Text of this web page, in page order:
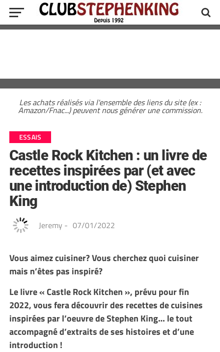
Les achats réalisés via l'ensemble des liens du site (ex :
Amazon/Fnac...) peuvent nous générer une commission.
ESSAIS
Castle Rock Kitchen : un livre de
recettes inspirées par (et avec
une introduction de) Stephen
King
Jeremy - 07/01/2022
Vous aimez cuisiner? Vous cherchez quoi cuisiner
mais n’êtes pas inspiré?
Le livre « Castle Rock Kitchen », prévu pour fin
2022, vous fera découvrir des recettes de cuisines
inspirées par l’oeuvre de Stephen King… le tout
accompagné d’extraits de ses histoires et d’une
introduction !